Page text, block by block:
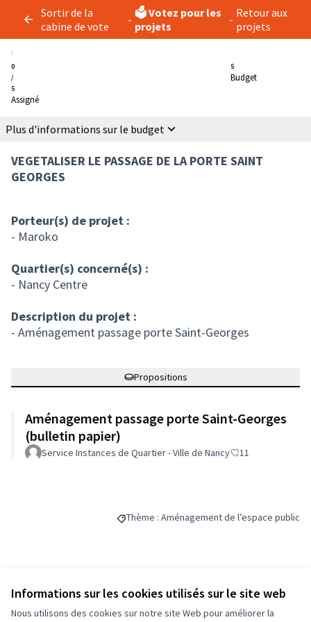
Informations sur les cookies utilisés sur le site web
Nous utilisons des cookies sur notre site Web pour améliorer la
Sortir de la
cabine de vote
- 🗳️ Votez pour les
projets
- Retour aux
projets
0
/
5
Assigné
5
Budget
Plus d'informations sur le budget
VEGETALISER LE PASSAGE DE LA PORTE SAINT
GEORGES
Porteur(s) de projet :
- Maroko
Quartier(s) concerné(s) :
- Nancy Centre
Description du projet :
- Aménagement passage porte Saint-Georges
Propositions
Aménagement passage porte Saint-Georges
(bulletin papier)
Service Instances de Quartier - Ville de Nancy 11
Filtrer les résultats de la catégorie : Thème
Thème : Aménagement de l’espace public
Budget